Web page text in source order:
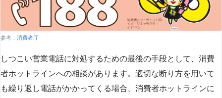
参考： 消費者庁
しつこい営業電話に対処するための最後の手段として、消費
者ホットラインへの相談があります。適切な断り方を用いて
も繰り返し電話がかかってくる場合、消費者ホットラインに